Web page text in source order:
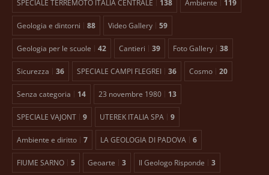
SPECIALE TERREMOTO ITALIA CENTRALE 138 Ambiente 119
Geologia e dintorni 88 Video Gallery 59
Geologia per le scuole 42 Cantieri 39 Foto Gallery 38
Sicurezza 36 SPECIALE CAMPI FLEGREI 36 Cosmo 20
Senza categoria 14 23 novembre 1980 13
SPECIALE VAJONT 9 UTEREK ITALIA SPA 9
Ambiente e diritto 7 LA GEOLOGIA DI PADOVA 6
FIUME SARNO 5 Geoarte 3 Il Geologo Risponde 3